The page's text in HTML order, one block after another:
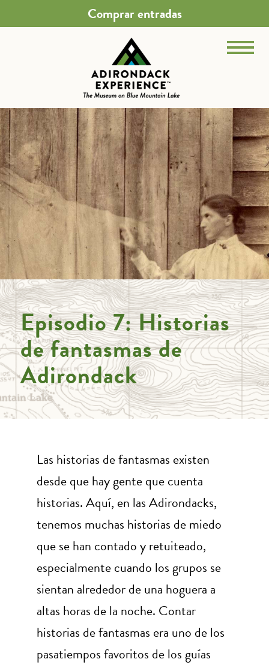
Comprar entradas
Episodio 7: Historias
de fantasmas de
Adirondack
Las historias de fantasmas existen
desde que hay gente que cuenta
historias. Aquí, en las Adirondacks,
tenemos muchas historias de miedo
que se han contado y retuiteado,
especialmente cuando los grupos se
sientan alrededor de una hoguera a
altas horas de la noche. Contar
historias de fantasmas era uno de los
pasatiempos favoritos de los guías